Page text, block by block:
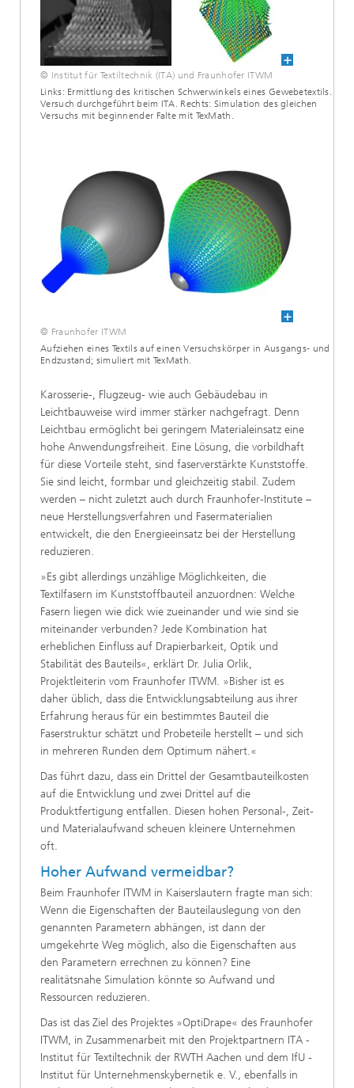
© Institut für Textiltechnik (ITA) und Fraunhofer ITWM
Links: Ermittlung des kritischen Schwerwinkels eines Gewebetextils.
Versuch durchgeführt beim ITA. Rechts: Simulation des gleichen
Versuchs mit beginnender Falte mit TexMath.
© Fraunhofer ITWM
Aufziehen eines Textils auf einen Versuchskörper in Ausgangs- und
Endzustand; simuliert mit TexMath.
Karosserie-, Flugzeug- wie auch Gebäudebau in
Leichtbauweise wird immer stärker nachgefragt. Denn
Leichtbau ermöglicht bei geringem Materialeinsatz eine
hohe Anwendungsfreiheit. Eine Lösung, die vorbildhaft
für diese Vorteile steht, sind faserverstärkte Kunststoffe.
Sie sind leicht, formbar und gleichzeitig stabil. Zudem
werden – nicht zuletzt auch durch Fraunhofer-Institute –
neue Herstellungsverfahren und Fasermaterialien
entwickelt, die den Energieeinsatz bei der Herstellung
reduzieren.
»Es gibt allerdings unzählige Möglichkeiten, die
Textilfasern im Kunststoffbauteil anzuordnen: Welche
Fasern liegen wie dick wie zueinander und wie sind sie
miteinander verbunden? Jede Kombination hat
erheblichen Einfluss auf Drapierbarkeit, Optik und
Stabilität des Bauteils«, erklärt Dr. Julia Orlik,
Projektleiterin vom Fraunhofer ITWM. »Bisher ist es
daher üblich, dass die Entwicklungsabteilung aus ihrer
Erfahrung heraus für ein bestimmtes Bauteil die
Faserstruktur schätzt und Probeteile herstellt – und sich
in mehreren Runden dem Optimum nähert.«
Das führt dazu, dass ein Drittel der Gesamtbauteilkosten
auf die Entwicklung und zwei Drittel auf die
Produktfertigung entfallen. Diesen hohen Personal-, Zeit-
und Materialaufwand scheuen kleinere Unternehmen
oft.
Hoher Aufwand vermeidbar?
Beim Fraunhofer ITWM in Kaiserslautern fragte man sich:
Wenn die Eigenschaften der Bauteilauslegung von den
genannten Parametern abhängen, ist dann der
umgekehrte Weg möglich, also die Eigenschaften aus
den Parametern errechnen zu können? Eine
realitätsnahe Simulation könnte so Aufwand und
Ressourcen reduzieren.
Das ist das Ziel des Projektes »OptiDrape« des Fraunhofer
ITWM, in Zusammenarbeit mit den Projektpartnern ITA -
Institut für Textiltechnik der RWTH Aachen und dem IfU -
Institut für Unternehmenskybernetik e. V., ebenfalls in